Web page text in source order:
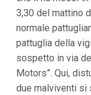
i
p
l
i
V
a
i
3,30 del mattino
normale
pattuglia della
sospetto in via
Motors”. Qui,
due malviventi si